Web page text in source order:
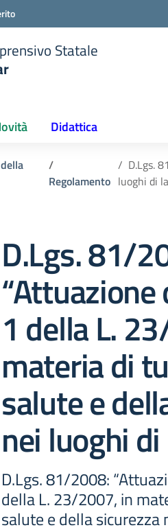
Statale
Didattica
Regolamento
D.Lgs.
luoghi di
D.Lgs. 81/
“Attuazione
1 della L.
materia di
salute e
nei luoghi
D.Lgs. 81/2008:
della L. 23/2007, in
salute e della sicurezza